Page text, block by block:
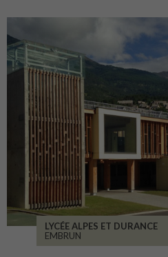
LYCÉE ALPES ET DURANCE
EMBRUN